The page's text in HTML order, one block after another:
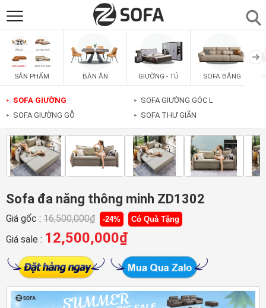
SẢN PHẨM
SOFAS
PHÒNG ĂN
PHÒNG NGỦ ▼
PHÒNG KHÁCH
SẢN PHẨM BÀN ĂN GIƯỜNG - TỦ SOFA BĂNG
► SOFA GIƯỜNG
► SOFA GIƯỜNG GỖ
► SOFA GIƯỜNG GÓC L
► SOFA THƯ GIÃN
Sofa đa năng thông minh ZD1302
Giá gốc : 16,500,000₫ -24% Có Quà Tặng
Giá sale : 12,500,000₫